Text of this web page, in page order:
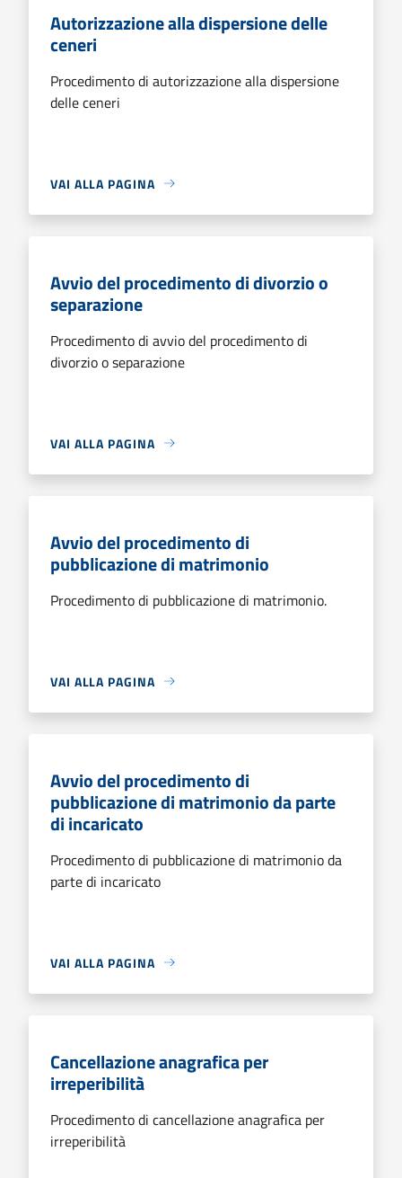
Autorizzazione alla dispersione delle
ceneri
Procedimento di autorizzazione alla dispersione
delle ceneri
VAI ALLA PAGINA
Avvio del procedimento di divorzio o
separazione
Procedimento di avvio del procedimento di
divorzio o separazione
VAI ALLA PAGINA
Avvio del procedimento di
pubblicazione di matrimonio
Procedimento di pubblicazione di matrimonio.
VAI ALLA PAGINA
Avvio del procedimento di
pubblicazione di matrimonio da parte
di incaricato
Procedimento di pubblicazione di matrimonio da
parte di incaricato
VAI ALLA PAGINA
Cancellazione anagrafica per
irreperibilità
Procedimento di cancellazione anagrafica per
irreperibilità